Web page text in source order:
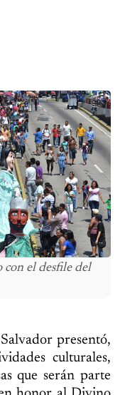
con el desfile del
presentó,
culturales,
que serán parte